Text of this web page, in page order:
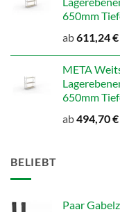
650mm
ab611,24€
META
650mm
ab494,70€
BELIEBT
Paar